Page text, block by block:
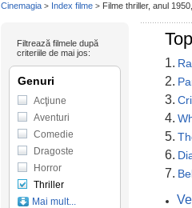
1.
2.
3.
4.
5.
6.
7.
Filtrează filmele după
criteriile de mai jos:
Genuri
Acţiune
Aventuri
Comedie
Dragoste
Horror
Thriller
Mai mult...
Cinemagia > Index filme > Filme thriller, anul